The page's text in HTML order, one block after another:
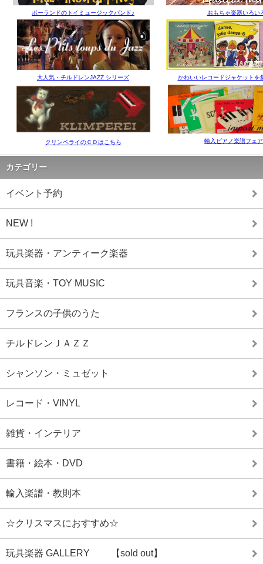
ポーランドのトイミュージックバンド♪ おもちゃ楽器いろい
大人気・チルドレンJAZZ シリーズ かわいいレコードジャケットを
クリンペライのＣＤはこちら 輸入ピアノ楽譜フェ
カテゴリー
イベント予約
NEW !
玩具楽器・アンティーク楽器
玩具音楽・TOY MUSIC
フランスの子供のうた
チルドレンＪＡＺＺ
シャンソン・ミュゼット
レコード・VINYL
雑貨・インテリア
書籍・絵本・DVD
輸入楽譜・教則本
☆クリスマスにおすすめ☆
玩具楽器 GALLERY 【sold out】